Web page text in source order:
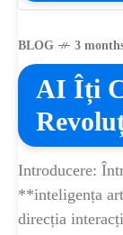
BLOG 3
AI Îți
Introducere:
**inteligența
direcția